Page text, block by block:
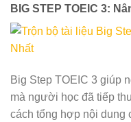
BIG STEP TOEIC 3:
Big Step TOEIC 3 giúp
mà người học đã tiếp
cách tổng hợp nội dung